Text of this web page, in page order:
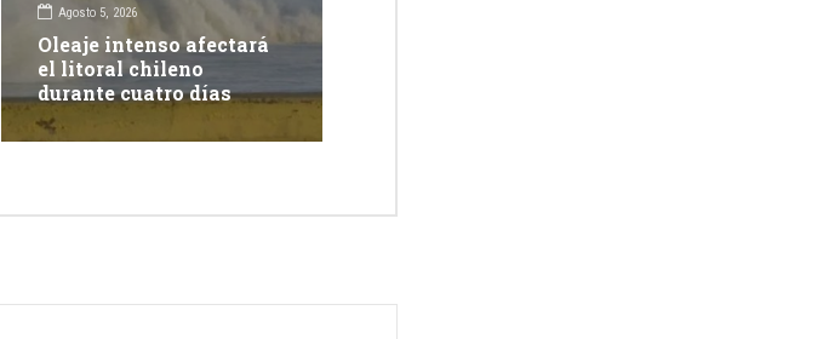
Agosto 5, 2026
Oleaje intenso afectará
el litoral chileno
durante cuatro días